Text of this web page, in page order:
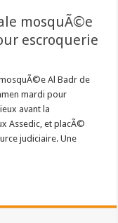
mosquÃ©e
escroquerie
mosquÃ©e Al Badr de
mardi pour
avant la
Assedic, et placÃ©
judiciaire. Une